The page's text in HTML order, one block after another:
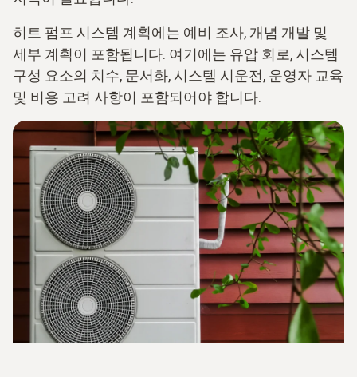
히트 펌프 시스템 계획에는 예비 조사, 개념 개발 및
세부 계획이 포함됩니다. 여기에는 유압 회로, 시스템
구성 요소의 치수, 문서화, 시스템 시운전, 운영자 교육
및 비용 고려 사항이 포함되어야 합니다.